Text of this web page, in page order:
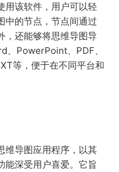
用该软件，用户可以轻
中的节点，节点间通过
，还能够将思维导图导
、PowerPoint、PDF、
等，便于在不同平台和
维导图应用程序，以其
能深受用户喜爱。它旨